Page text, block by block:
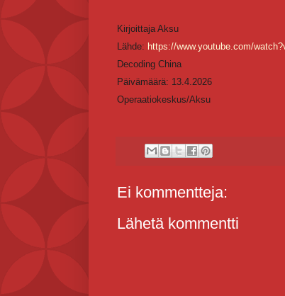
Kirjoittaja Aksu
Lähde: https://www.youtube.com/
Decoding China
Päivämäärä: 13.4.2026
Operaatiokeskus/Aksu
Ei kommentteja:
Lähetä kommentti